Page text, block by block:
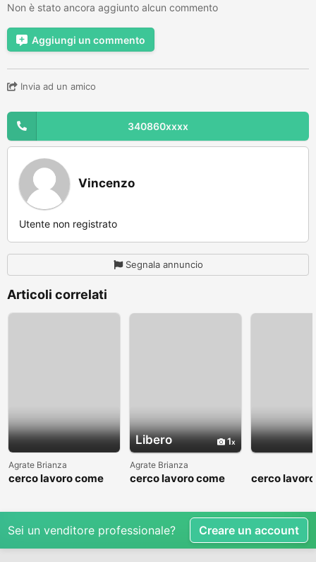
Non è stato ancora aggiunto alcun commento
Aggiungi un commento
Invia ad un amico
340860xxxx
Vincenzo
Utente non registrato
Segnala annuncio
Articoli correlati
Agrate Brianza
cerco lavoro come
Libero 1
Agrate Brianza
cerco lavoro come
cerco
Sei un venditore professionale? Creare un account